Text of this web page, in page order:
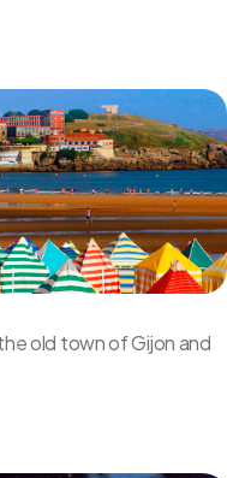
old town of Gijon and